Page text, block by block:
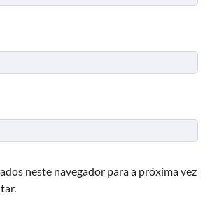
neste navegador para a próxima vez